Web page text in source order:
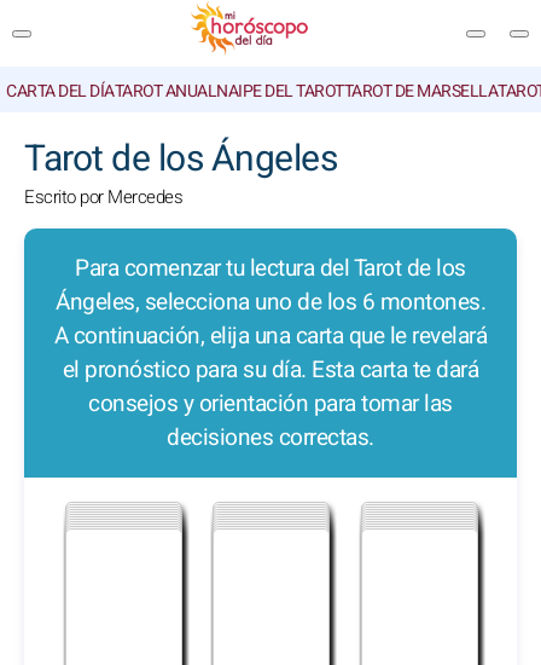
CARTA DEL DÍATAROT ANUALNAIPE DEL TAROTTAROT DE MARSELLA
Tarot de los Ángeles
Escrito por Mercedes
Para comenzar tu lectura del Tarot de los
Ángeles, selecciona uno de los 6 montones.
A continuación, elija una carta que le revelará
el pronóstico para su día. Esta carta te dará
consejos y orientación para tomar las
decisiones correctas.